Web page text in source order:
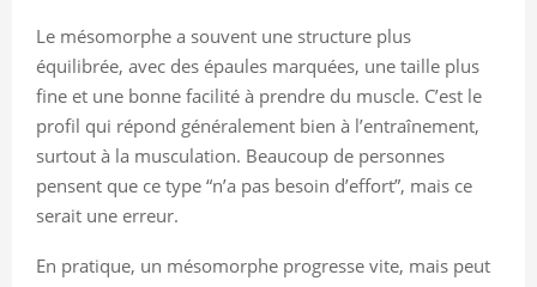
Le mésomorphe a souvent une structure plus
équilibrée, avec des épaules marquées, une taille plus
fine et une bonne facilité à prendre du muscle. C’est le
profil qui répond généralement bien à l’entraînement,
surtout à la musculation. Beaucoup de personnes
pensent que ce type “n’a pas besoin d’effort”, mais ce
serait une erreur.
En pratique, un mésomorphe progresse vite, mais peut